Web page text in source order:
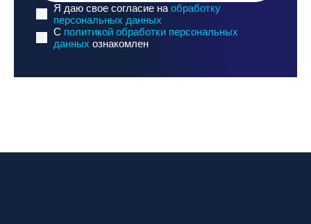
Я даю свое согласие на обработку
персональных данных
C политикой обработки персональных
данных ознакомлен